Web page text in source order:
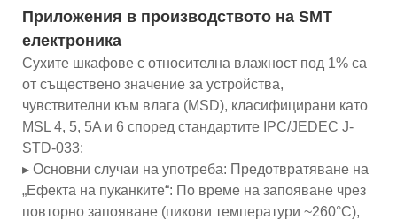
Приложения в производството на SMT
електроника
Сухите шкафове с относителна влажност под 1% са
от съществено значение за устройства,
чувствителни към влага (MSD), класифицирани като
MSL 4, 5, 5A и 6 според стандартите IPC/JEDEC J-
STD-033:
▸ Основни случаи на употреба: Предотвратяване на
„Ефекта на пуканките“: По време на запояване чрез
повторно запояване (пикови температури ~260°C),